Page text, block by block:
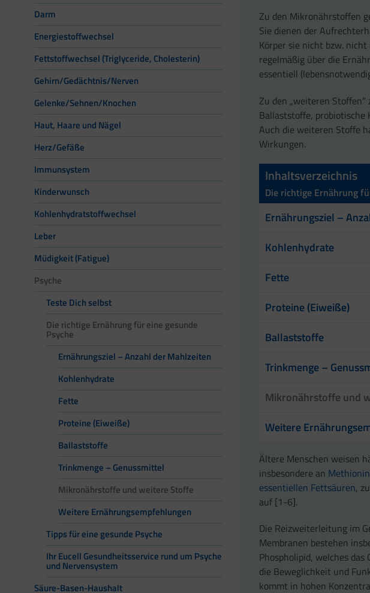
Darm
Energiestoffwechsel
Fettstoffwechsel (Triglyceride, Cholesterin)
Gehirn/Gedächtnis/Nerven
Gelenke/Sehnen/Knochen
Haut, Haare und Nägel
Herz/Gefäße
Immunsystem
Kinderwunsch
Kohlenhydratstoffwechsel
Leber
Müdigkeit (Fatigue)
Psyche
Teste Dich selbst
Die richtige Ernährung für eine gesunde
Psyche
Ernährungsziel – Anzahl der Mahlzeiten
Kohlenhydrate
Fette
Proteine (Eiweiße)
Ballaststoffe
Trinkmenge – Genussmittel
Mikronährstoffe und weitere Stoffe
Weitere Ernährungsempfehlungen
Tipps für eine gesunde Psyche
Ihr Eucell Gesundheitsservice rund um Psyche
und Nervensystem
Säure-Basen-Haushalt
Zu den Mikronährstoffen
Sie dienen der
Körper sie nicht bzw.
regelmäßig über die
essentiell
Zu den „weiteren
Ballaststoffe, probiotische
Auch die weiteren Stoffe
Wirkungen.
Inhaltsverzeichnis
Die richtige Ernährung
Ernährungsziel –
Kohlenhydrate
Fette
Proteine (Eiweiße)
Ballaststoffe
Trinkmenge –
Mikronährstoffe und
Weitere
Ältere Menschen weisen
insbesondere an Methionin
essentiellen Fettsäuren,
auf [1-6].
Die Reizweiterleitung im
Membranen bestehen
Phospholipid, welches
die Beweglichkeit und
kommt in hohen